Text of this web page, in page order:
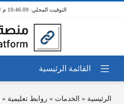
10:46:09 م / 10 أغسطس 2026
الرئيسية » الخدمات » روابط تعليمية »